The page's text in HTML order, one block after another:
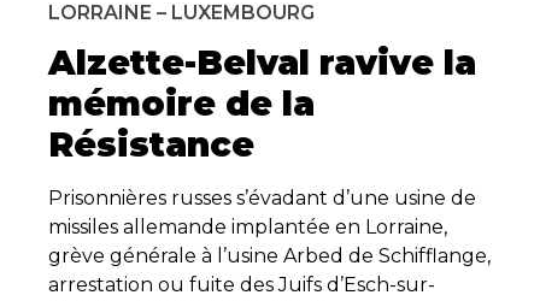
LORRAINE – LUXEMBOURG
Alzette-Belval ravive la
mémoire de la
Résistance
Prisonnières russes s’évadant d’une usine de
missiles allemande implantée en Lorraine,
grève générale à l’usine Arbed de Schifflange,
arrestation ou fuite des Juifs d’Esch-sur-